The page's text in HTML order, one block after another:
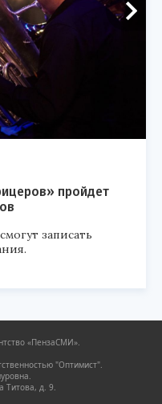
пройдет
записать
«ПензаСМИ».
"Оптимист".
Титова, д. 9.